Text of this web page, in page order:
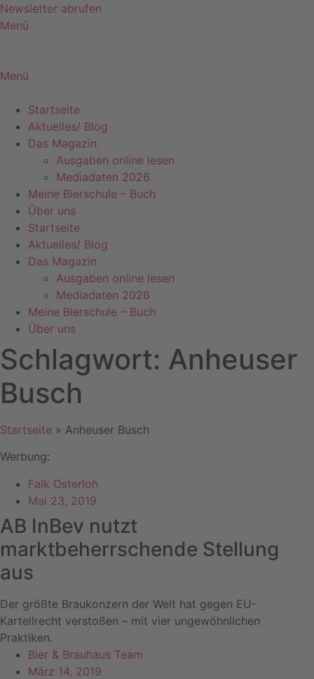
Zum
Inhalt
Newsletter abrufen
Menü
Menü
Startseite
Aktuelles/ Blog
Das Magazin
Ausgaben online lesen
Mediadaten 2026
Meine Bierschule – Buch
Über uns
Startseite
Aktuelles/ Blog
Das Magazin
Ausgaben online lesen
Mediadaten 2026
Meine Bierschule – Buch
Über uns
Schlagwort: Anheuser
Busch
Startseite » Anheuser Busch
Werbung:
Falk Osterloh
Mai 23, 2019
AB InBev nutzt
marktbeherrschende Stellung
aus
Der größte Braukonzern der Welt hat gegen EU-
Kartellrecht verstoßen – mit vier ungewöhnlichen
Praktiken.
Bier & Brauhaus Team
März 14, 2019